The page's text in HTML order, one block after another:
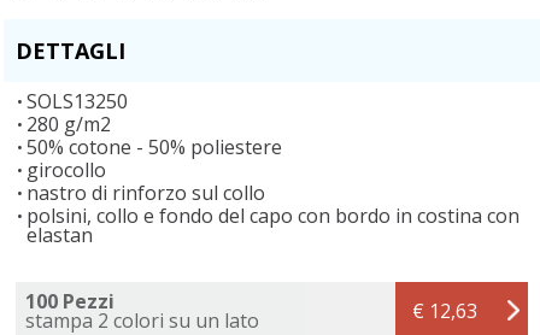
DETTAGLI
SOLS13250
280 g/m2
50% cotone - 50% poliestere
girocollo
nastro di rinforzo sul collo
polsini, collo e fondo del capo con bordo in costina con
elastan
100 Pezzi
stampa 2 colori su un lato
€ 12,63